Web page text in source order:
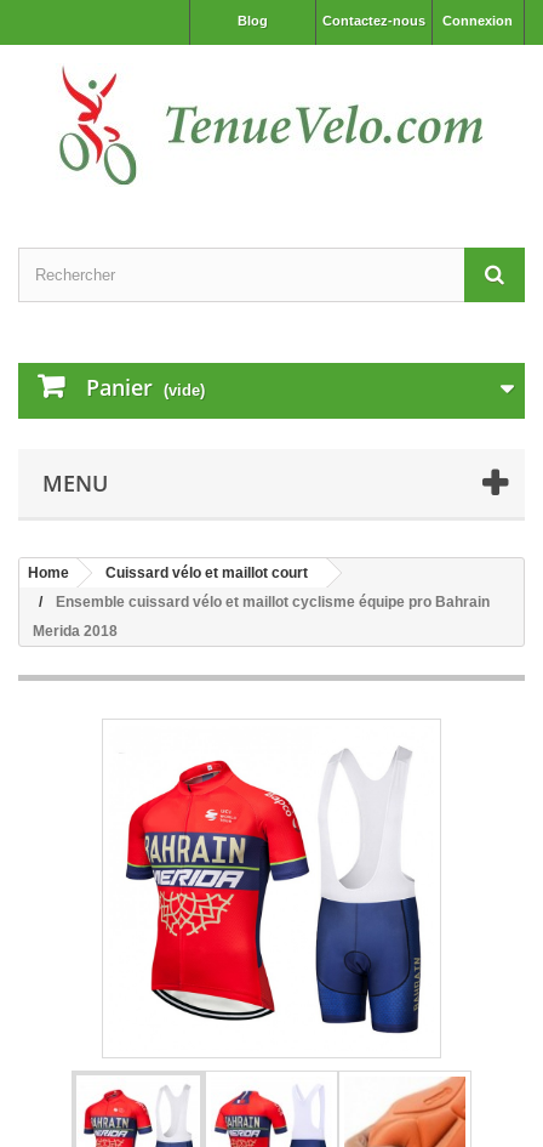
Connexion
Contactez-nous
Blog
Panier (vide)
MENU
Home
Cuissard vélo et maillot court
Ensemble cuissard vélo et maillot cyclisme équipe pro Bahrain
Merida 2018